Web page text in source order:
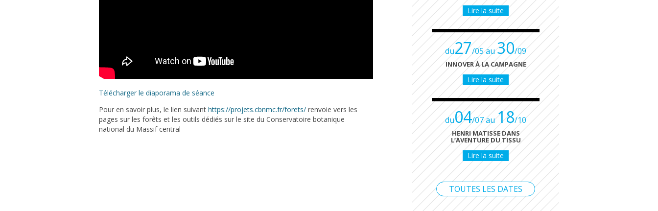
Télécharger le diaporama de séance
Pour en savoir plus, le lien suivant https://projets.cbnmc.fr/forets/ renvoie vers les
pages sur les forêts et les outils dédiés sur le site du Conservatoire botanique
national du Massif central
Lire la suite
du27/05 au30/09
INNOVER À LA CAMPAGNE
Lire la suite
du04/07 au18/10
HENRI MATISSE DANS
L’AVENTURE DU TISSU
Lire la suite
TOUTES LES DATES